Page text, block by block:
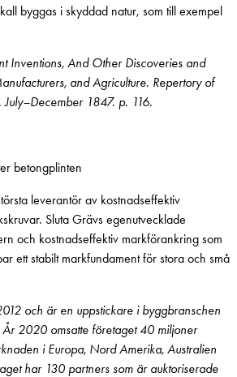
byggas i skyddad natur, som till exempel
Inventions, And Other Discoveries and
and Agriculture. Repertory of
1847. p. 116.
betongplinten
leverantör av kostnadseffektiv
Sluta Grävs egenutvecklade
och kostnadseffektiv markförankring som
ett stabilt markfundament för stora och små
och är en uppstickare i byggbranschen
2020 omsatte företaget 40 miljoner
i Europa, Nord Amerika, Australien
har 130 partners som är auktoriserade